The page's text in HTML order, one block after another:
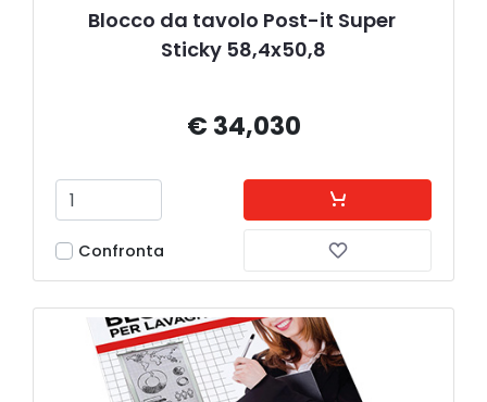
Blocco da tavolo Post-it Super
Sticky 58,4x50,8
€ 34,030
Confronta